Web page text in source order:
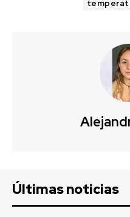
Últimas noticias